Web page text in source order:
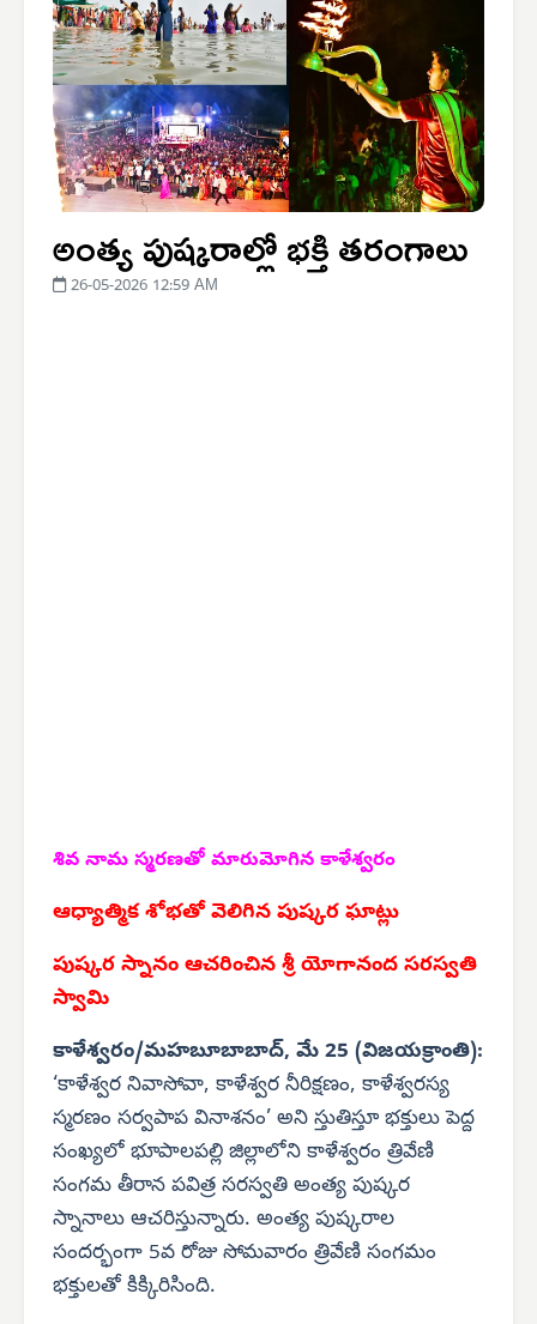
అంత్య పుష్కరాల్లో భక్తి తరంగాలు
26-05-2026 12:59 AM
శివ నామ స్మరణతో మారుమోగిన కాళేశ్వరం
ఆధ్యాత్మిక శోభతో వెలిగిన పుష్కర ఘాట్లు
పుష్కర స్నానం ఆచరించిన శ్రీ యోగానంద సరస్వతి
స్వామి
కాళేశ్వరం/మహబూబాబాద్, మే 25 (విజయక్రాంతి):
‘కాళేశ్వర నివాసోవా, కాళేశ్వర నీరిక్షణం, కాళేశ్వరస్య
స్మరణం సర్వపాప వినాశనం’ అని స్తుతిస్తూ భక్తులు పెద్ద
సంఖ్యలో భూపాలపల్లి జిల్లాలోని కాళేశ్వరం త్రివేణి
సంగమ తీరాన పవిత్ర సరస్వతి అంత్య పుష్కర
స్నానాలు ఆచరిస్తున్నారు. అంత్య పుష్కరాల
సందర్భంగా 5వ రోజు సోమవారం త్రివేణి సంగమం
భక్తులతో కిక్కిరిసింది.